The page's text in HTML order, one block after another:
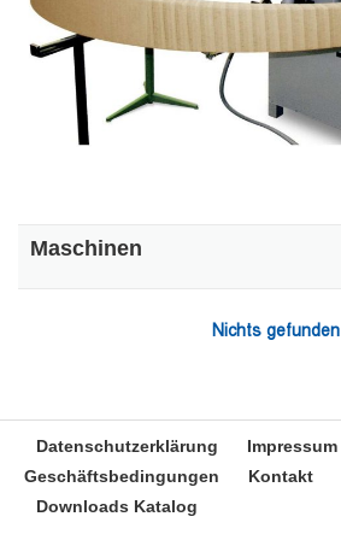
Maschinen
Nichts gefunden
Datenschutzerklärung Impressum
Geschäftsbedingungen
Kontakt
Downloads Katalog